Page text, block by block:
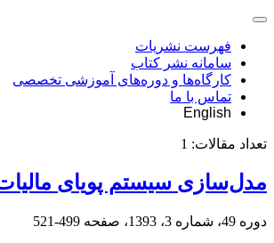
فهرست نشریات
سامانه نشر کتاب
کارگاه‌ها و دوره‌های آموزشی تخصصی
تماس با ما
English
تعداد مقالات: 1
مدل‌سازی سیستم پویای
دوره 49، شماره 3، 1393، صفحه 499-521